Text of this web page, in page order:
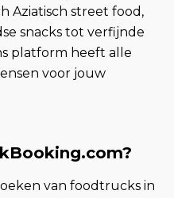
Aziatisch street food,
snacks tot verfijnde
platform heeft alle
voor jouw
van foodtrucks in